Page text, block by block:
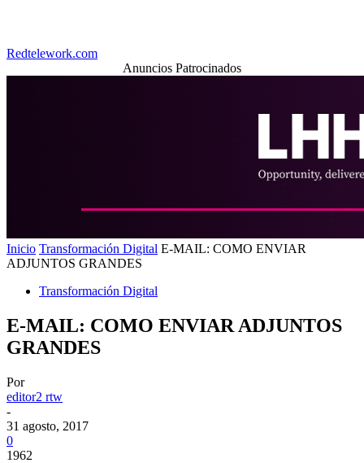
Redtelework.com
Anuncios Patrocinados
Inicio Transformación Digital E-MAIL: COMO ENVIAR
ADJUNTOS GRANDES
Transformación Digital
E-MAIL: COMO ENVIAR ADJUNTOS
GRANDES
Por
editor2 rtw
-
31 agosto, 2017
0
1962